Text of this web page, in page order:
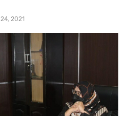
2021